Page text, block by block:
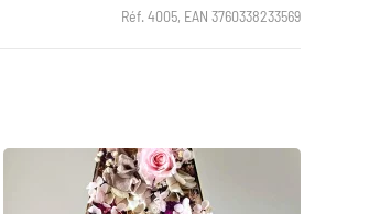
Réf. 4005, EAN 3760338233569